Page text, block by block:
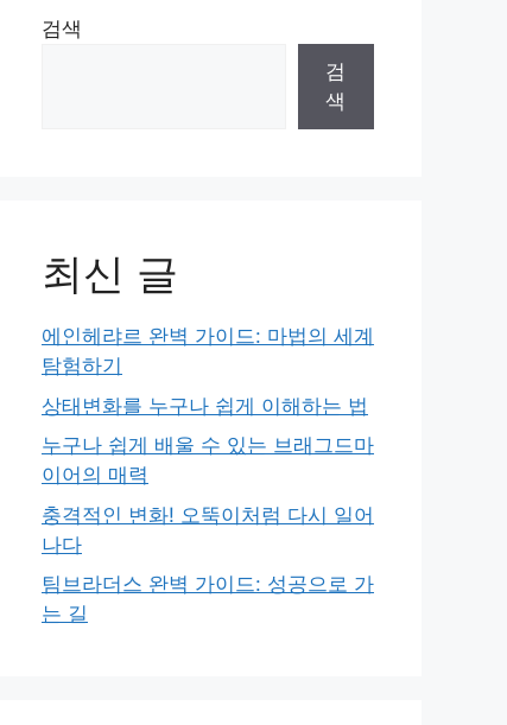
검색
검
색
최신 글
에인헤랴르 완벽 가이드: 마법의 세계
탐험하기
상태변화를 누구나 쉽게 이해하는 법
누구나 쉽게 배울 수 있는 브래그드마
이어의 매력
충격적인 변화! 오뚝이처럼 다시 일어
나다
팀브라더스 완벽 가이드: 성공으로 가
는 길